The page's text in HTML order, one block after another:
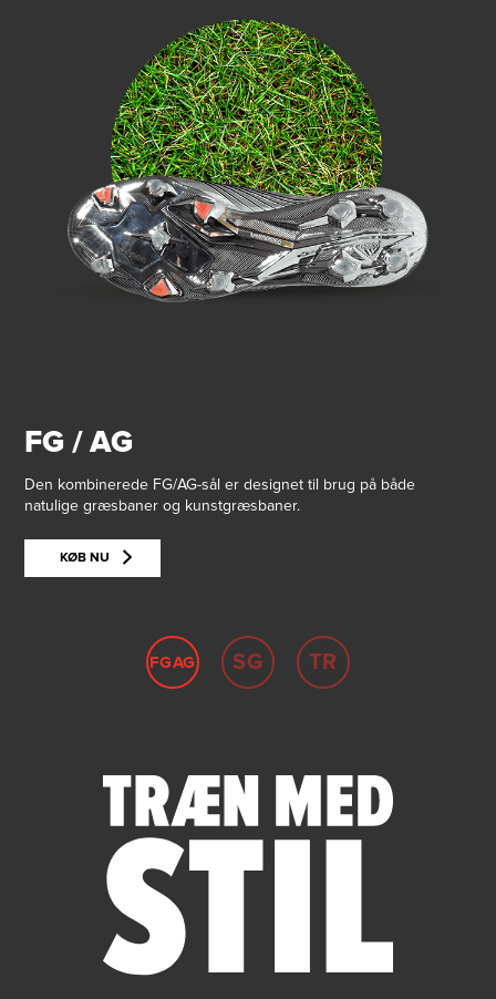
FG / AG
Den kombinerede FG/AG-sål er designet til brug på både
natulige græsbaner og kunstgræsbaner.
KØB NU
FGAG SG TR